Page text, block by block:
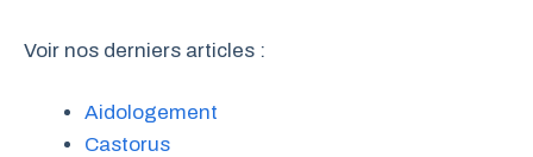
Voir nos derniers articles :
Aidologement
Castorus